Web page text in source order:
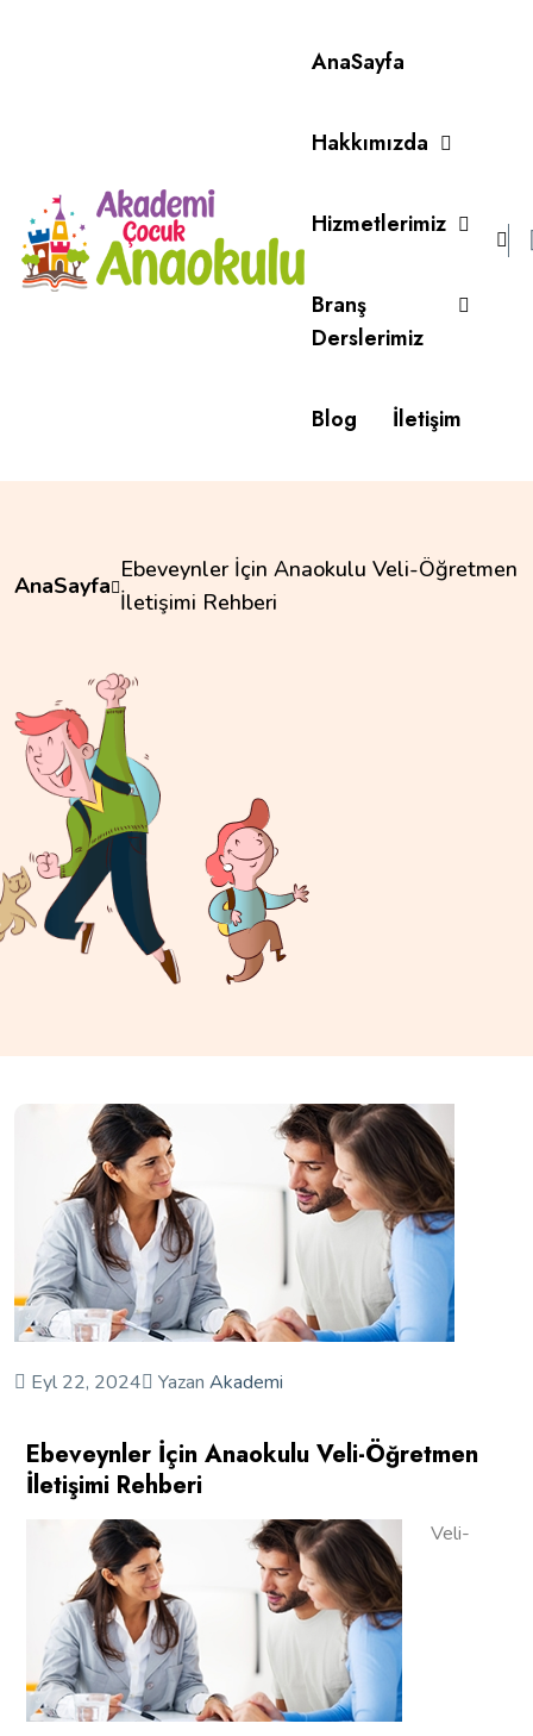
AnaSayfa
Hakkımızda
Hizmetlerimiz
Branş
Derslerimiz
Blog İletişim
AnaSayfa
Ebeveynler İçin Anaokulu Veli-Öğretmen
İletişimi Rehberi
Eyl 22, 2024 Yazan Akademi
Ebeveynler İçin Anaokulu Veli-Öğretmen
İletişimi Rehberi
Veli-